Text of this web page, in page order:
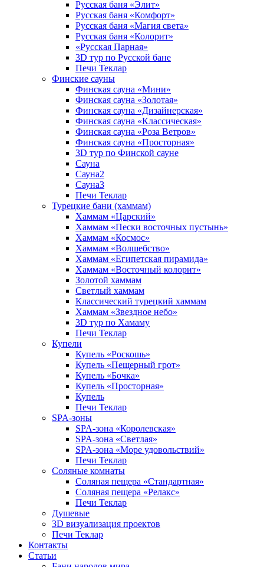
Русская баня «Элит»
Русская баня «Комфорт»
Русская баня «Магия света»
Русская баня «Колорит»
«Русская Парная»
3D тур по Русской бане
Печи Теклар
Финские сауны
Финская сауна «Мини»
Финская сауна «Золотая»
Финская сауна «Дизайнерская»
Финская сауна «Классическая»
Финская сауна «Роза Ветров»
Финская сауна «Просторная»
3D тур по Финской сауне
Сауна
Сауна2
Сауна3
Печи Теклар
Турецкие бани (хаммам)
Хаммам «Царский»
Хаммам «Пески восточных пустынь»
Хаммам «Космос»
Хаммам «Волшебство»
Хаммам «Египетская пирамида»
Хаммам «Восточный колорит»
Золотой хаммам
Светлый хаммам
Классический турецкий хаммам
Хаммам «Звездное небо»
3D тур по Хамаму
Печи Теклар
Купели
Купель «Роскошь»
Купель «Пещерный грот»
Купель «Бочка»
Купель «Просторная»
Купель
Печи Теклар
SPA-зоны
SPA-зона «Королевская»
SPA-зона «Светлая»
SPA-зона «Море удовольствий»
Печи Теклар
Соляные комнаты
Соляная пещера «Стандартная»
Соляная пещера «Релакс»
Печи Теклар
Душевые
3D визуализация проектов
Печи Теклар
Контакты
Статьи